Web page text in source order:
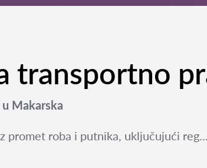
transportno
Makarska
promet roba i putnika, uključujući reg...